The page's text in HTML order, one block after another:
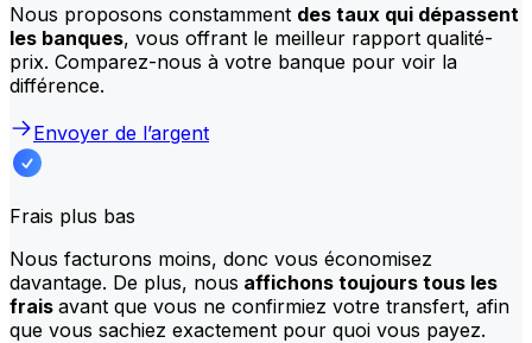
Nous proposons constamment des taux qui dépassent
les banques, vous offrant le meilleur rapport qualité-
prix. Comparez-nous à votre banque pour voir la
différence.
Envoyer de l’argent
Frais plus bas
Nous facturons moins, donc vous économisez
davantage. De plus, nous affichons toujours tous les
frais avant que vous ne confirmiez votre transfert, afin
que vous sachiez exactement pour quoi vous payez.